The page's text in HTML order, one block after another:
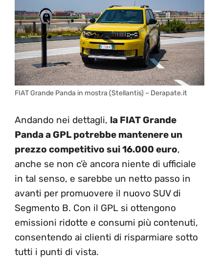
FIAT Grande Panda in mostra (Stellantis) – Derapate.it
Andando nei dettagli, la FIAT Grande
Panda a GPL potrebbe mantenere un
prezzo competitivo sui 16.000 euro,
anche se non c’è ancora niente di ufficiale
in tal senso, e sarebbe un netto passo in
avanti per promuovere il nuovo SUV di
Segmento B. Con il GPL si ottengono
emissioni ridotte e consumi più contenuti,
consentendo ai clienti di risparmiare sotto
tutti i punti di vista.